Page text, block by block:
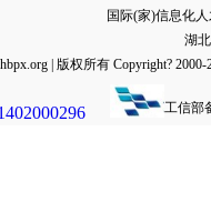
国际(家)信息化
湖
| 版权所有 Copyright?
工信部